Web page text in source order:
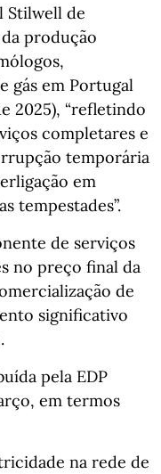
Stilwell de
produção
gás em Portugal
2025), “refletindo
completares e
temporária
em
tempestades”.
de serviços
no preço final da
de
significativo
pela EDP
em termos
na rede de